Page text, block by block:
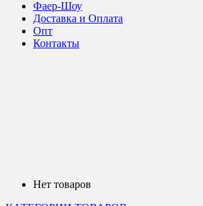
Фаер-Шоу
Доставка и Оплата
Опт
Контакты
Нет товаров